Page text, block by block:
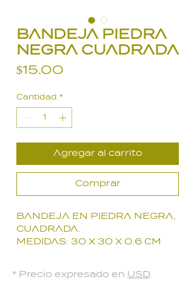
BANDEJA PIEDRA
NEGRA CUADRADA
$15.00
Cantidad *
Agregar al carrito
Comprar
BANDEJA EN PIEDRA NEGRA,
CUADRADA.
MEDIDAS: 30 X 30 X 0.6 CM
QUE GUSTES.
* Precio expresado en USD.